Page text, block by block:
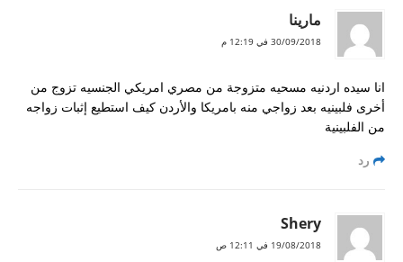
مارينا
30/09/2018 في 12:19 م
انا سيده اردنيه مسحيه متزوجة من مصري امريكي الجنسيه تزوج من
أخرى فلبينيه بعد زواجي منه بامريكا والأردن كيف استطيع إثبات زواجه
من الفلبينية
رد
Shery
19/08/2018 في 12:11 ص